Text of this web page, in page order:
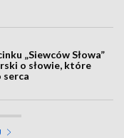
„Siewców Słowa”
o słowie, które